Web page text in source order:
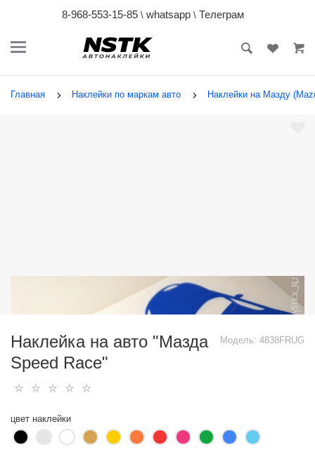
8-968-553-15-85 \ whatsapp\ Телеграм
Главная Наклейки по маркам авто Наклейки на Мазду
Модель: 4838FRUG
Наклейка на авто "Мазда
Speed Race"
цвет наклейки